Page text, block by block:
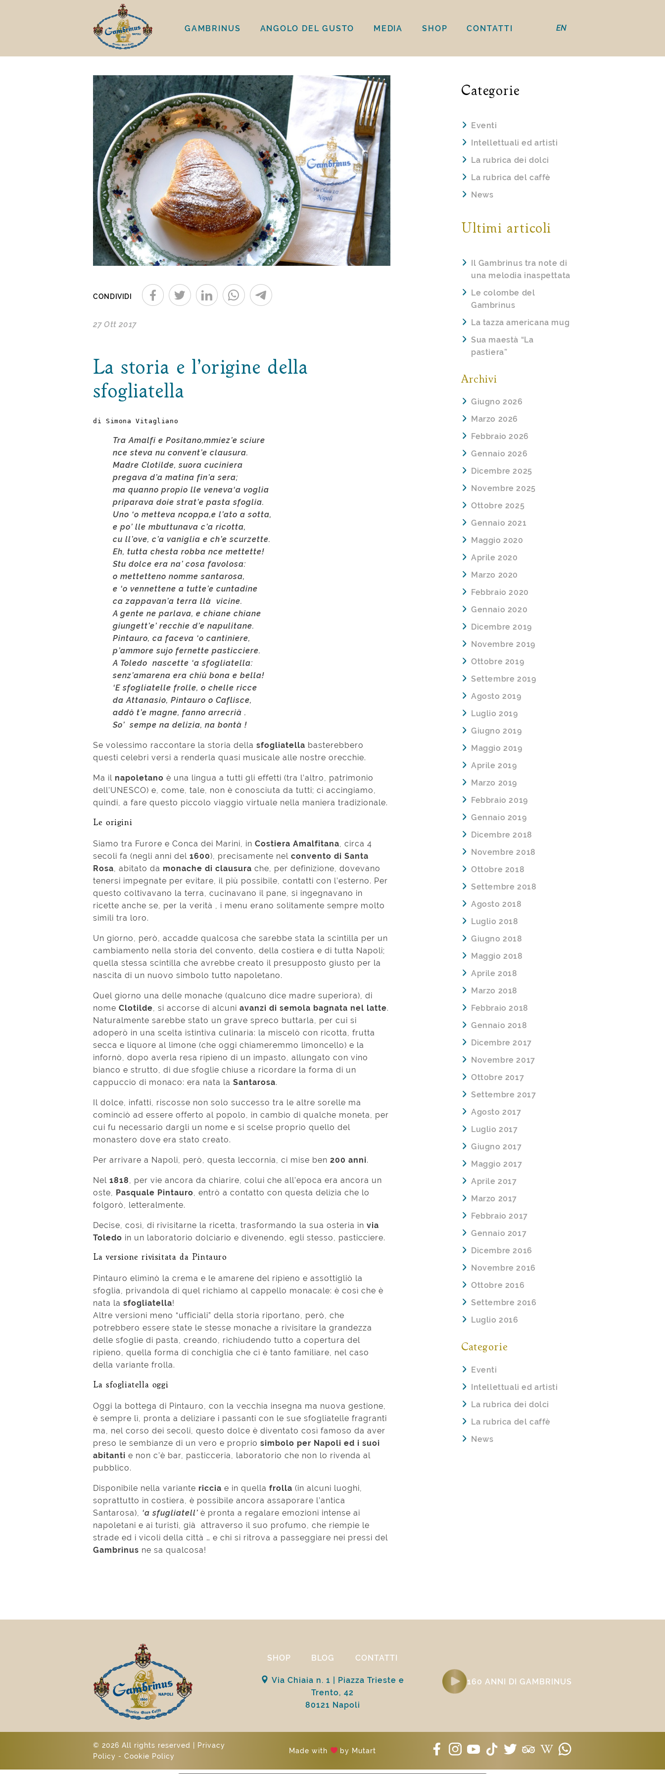
GAMBRINUS ANGOLO DEL GUSTO MEDIA SHOP CONTATTI EN
CONDIVIDI
27 Ott 2017
La storia e l’origine della
sfogliatella
di Simona Vitagliano
Tra Amalfi e Positano,mmiez’e sciure
nce steva nu convent’e clausura.
Madre Clotilde, suora cuciniera
pregava d’a matina fin’a sera;
ma quanno propio lle veneva‘a voglia
priparava doie strat’e pasta sfoglia.
Uno ‘o metteva ncoppa,e l’ato a sotta,
e po’ lle mbuttunava c’a ricotta,
cu ll’ove, c’a vaniglia e ch’e scurzette.
Eh, tutta chesta robba nce mettette!
Stu dolce era na’ cosa favolosa:
o mettetteno nomme santarosa,
e ‘o vennettene a tutte’e cuntadine
ca zappavan’a terra llà vicine.
A gente ne parlava, e chiane chiane
giungett’e’ recchie d’e napulitane.
Pintauro, ca faceva ‘o cantiniere,
p’ammore sujo fernette pasticciere.
A Toledo nascette ‘a sfogliatella:
senz’amarena era chiù bona e bella!
‘E sfogliatelle frolle, o chelle ricce
da Attanasio, Pintauro o Caflisce,
addò t’e magne, fanno arrecrià .
So’ sempe na delizia, na bontà !
Se volessimo raccontare la storia dellasfogliatella basterebbero
questi celebri versi a renderla quasi musicale alle nostre orecchie.
Ma il napoletano è una lingua a tutti gli effetti (tra l’altro, patrimonio
dell’UNESCO) e, come, tale, non è conosciuta da tutti; ci accingiamo,
quindi, a fare questo piccolo viaggio virtuale nella maniera tradizionale.
Le origini
Siamo tra Furore e Conca dei Marini, inCostiera Amalfitana , circa 4
secoli fa (negli anni del1600), precisamente nelconvento di Santa
Rosa , abitato da monache di clausura che, per definizione, dovevano
tenersi impegnate per evitare, il più possibile, contatti con l’esterno. Per
questo coltivavano la terra, cucinavano il pane, si ingegnavano in
ricette anche se, per la verità , i menu erano solitamente sempre molto
simili tra loro.
Un giorno, però, accadde qualcosa che sarebbe stata la scintilla per un
cambiamento nella storia del convento, della costiera e di tutta Napoli;
quella stessa scintilla che avrebbe creato il presupposto giusto per la
nascita di un nuovo simbolo tutto napoletano.
Quel giorno una delle monache (qualcuno dice madre superiora), di
nomeClotilde , si accorse di alcuniavanzi di semola bagnata nel latte.
Naturalmente sarebbe stato un grave spreco buttarla, per cui si
adoperò in una scelta istintiva culinaria: la miscelò con ricotta, frutta
secca e liquore al limone (che oggi chiameremmo limoncello) e la
infornò, dopo averla resa ripieno di un impasto, allungato con vino
bianco e strutto, di due sfoglie chiuse a ricordare la forma di un
cappuccio di monaco: era nata laSantarosa.
Il dolce, infatti, riscosse non solo successo tra le altre sorelle ma
cominciò ad essere offerto al popolo, in cambio di qualche moneta, per
cui fu necessario dargli un nome e si scelse proprio quello del
monastero dove era stato creato.
Per arrivare a Napoli, però, questa leccornia, ci mise ben200 anni.
Nel1818
, per vie ancora da chiarire, colui che all’epoca era ancora un
oste,
Pasquale Pintauro , entrò a contatto con questa delizia che lo
folgorò, letteralmente.
Decise, così, di rivisitarne la ricetta, trasformando la sua osteria invia
Toledo in un laboratorio dolciario e divenendo, egli stesso, pasticciere.
La versione rivisitata da Pintauro
Pintauro eliminò la crema e le amarene del ripieno e assottigliò la
sfoglia, privandola di quel richiamo al cappello monacale: è così che è
nata lasfogliatella!
Altre versioni meno “ufficiali” della storia riportano, però, che
potrebbero essere state le stesse monache a rivisitare la grandezza
delle sfoglie di pasta, creando, richiudendo tutto a copertura del
ripieno, quella forma di conchiglia che ci è tanto familiare, nel caso
della variante frolla.
La sfogliatella oggi
Oggi la bottega di Pintauro, con la vecchia insegna ma nuova gestione,
è sempre lì, pronta a deliziare i passanti con le sue sfogliatelle fragranti
ma, nel corso dei secoli, questo dolce è diventato così famoso da aver
preso le sembianze di un vero e propriosimbolo per Napoli ed i suoi
abitanti e non c’è bar, pasticceria, laboratorio che non lo rivenda al
pubblico.
Disponibile nella variante riccia e in quellafrolla (in alcuni luoghi,
soprattutto in costiera, è possibile ancora assaporare l’antica
Santarosa), ‘a sfugliatell’ è pronta a regalare emozioni intense ai
napoletani e ai turisti, già attraverso il suo profumo, che riempie le
strade ed i vicoli della città … e chi si ritrova a passeggiare nei pressi del
Gambrinus ne sa qualcosa!
Categorie
Eventi
Intellettuali ed artisti
La rubrica dei dolci
La rubrica del caffè
News
Ultimi articoli
Il Gambrinus tra note di
una melodia inaspettata
Le colombe del
Gambrinus
La tazza americana mug
Sua maestà “La
pastiera”
Archivi
Giugno 2026
Marzo 2026
Febbraio 2026
Gennaio 2026
Dicembre 2025
Novembre 2025
Ottobre 2025
Gennaio 2021
Maggio 2020
Aprile 2020
Marzo 2020
Febbraio 2020
Gennaio 2020
Dicembre 2019
Novembre 2019
Ottobre 2019
Settembre 2019
Agosto 2019
Luglio 2019
Giugno 2019
Maggio 2019
Aprile 2019
Marzo 2019
Febbraio 2019
Gennaio 2019
Dicembre 2018
Novembre 2018
Ottobre 2018
Settembre 2018
Agosto 2018
Luglio 2018
Giugno 2018
Maggio 2018
Aprile 2018
Marzo 2018
Febbraio 2018
Gennaio 2018
Dicembre 2017
Novembre 2017
Ottobre 2017
Settembre 2017
Agosto 2017
Luglio 2017
Giugno 2017
Maggio 2017
Aprile 2017
Marzo 2017
Febbraio 2017
Gennaio 2017
Dicembre 2016
Novembre 2016
Ottobre 2016
Settembre 2016
Luglio 2016
Categorie
Eventi
Intellettuali ed artisti
La rubrica dei dolci
La rubrica del caffè
News
SHOP BLOG CONTATTI
Via Chiaia n. 1 | Piazza Trieste e
Trento, 42
80121 Napoli
160 ANNI DI GAMBRINUS
© 2026 All rights reserved |
Privacy
Policy -Cookie Policy
Made with by Mutart